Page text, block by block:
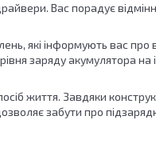
Вас порадує
які інформують вас про
заряду акумулятора на
життя. Завдяки
забути про